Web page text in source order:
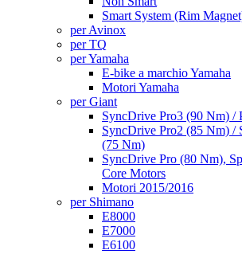
Smart System (Rim
per Avinox
per TQ
per Yamaha
E-bike a marchio Yamaha
Motori Yamaha
per Giant
SyncDrive Pro3 (90 Nm) /
SyncDrive Pro2 (85 Nm) /
(75 Nm)
SyncDrive Pro (80 Nm),
Core Motors
Motori 2015/2016
per Shimano
E8000
E7000
E6100